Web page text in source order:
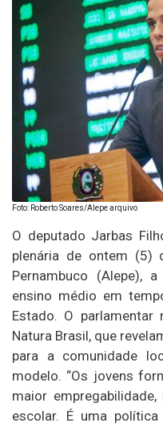
Foto: Roberto Soares/Alepe arquivo
O deputado Jarbas
plenária de ontem (5)
Pernambuco (Alepe),
ensino médio em
Estado. O
Natura Brasil, que
para a comunidade
modelo. “Os jovens
maior
escolar. É uma